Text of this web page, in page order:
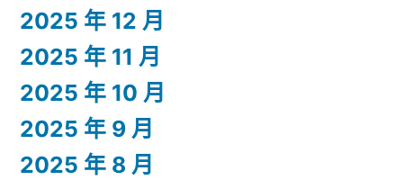
2025 年 12 月
2025 年 11 月
2025 年 10 月
2025 年 9 月
2025 年 8 月